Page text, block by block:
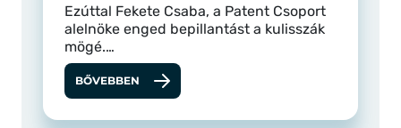
Ezúttal Fekete Csaba, a Patent Csoport
alelnöke enged bepillantást a kulisszák
mögé.…
BŐVEBBEN